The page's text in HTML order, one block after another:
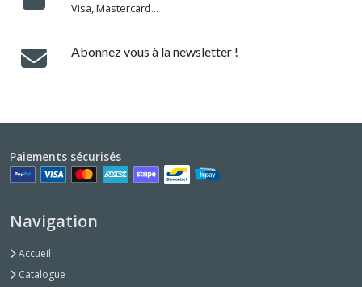
Visa, Mastercard...
Abonnez vous à la newsletter !
Paiements sécurisés
Navigation
Accueil
Catalogue